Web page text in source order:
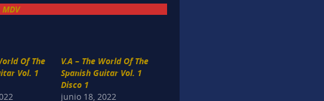
MDV
Of The
Vol. 1
V.A – The World Of The
Spanish Guitar Vol. 1
Disco 1
junio 18, 2022